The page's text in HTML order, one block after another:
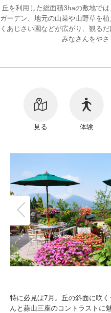
サイトマップ
丘を利用した総面積3haの敷地で
ガーデン、地元の山菜や山野草を
くあじさい園などが広がり、観る
みなさんをやさ
見る 体験
特に必見は7月。丘の斜面に咲
んと蒜山三座のコントラストに